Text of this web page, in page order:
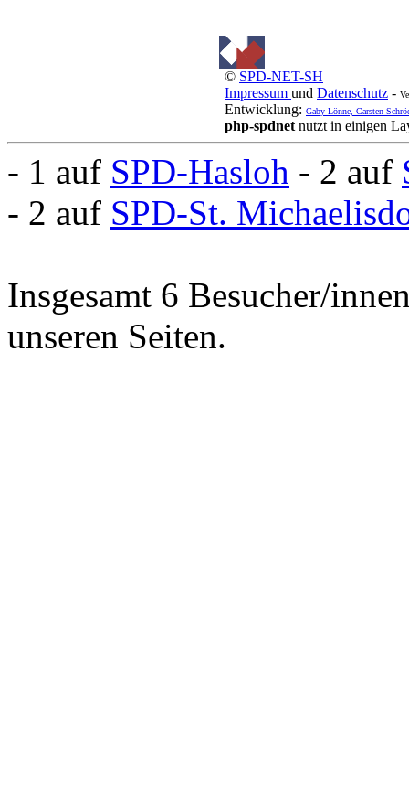
© SPD-NET-SH
Impressum und Datenschutz -
Entwicklung: Gaby Lönne, Carsten
php-spdnet nutzt in einigen
- 1 auf SPD-Hasloh - 2 auf
- 2 auf SPD-St.
Insgesamt 6 Besucher/
unseren Seiten.